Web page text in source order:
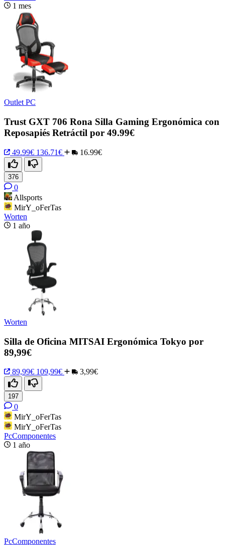
1 mes
Outlet PC
Trust GXT 706 Rona Silla Gaming Ergonómica con
Reposapiés Retráctil por 49.99€
49.99€ 136.71€ 16.99€
376
0
Allsports
MirY_oFerTas
Worten
1 año
Worten
Silla de Oficina MITSAI Ergonómica Tokyo por
89,99€
89,99€ 109,99€ 3,99€
197
0
MirY_oFerTas
MirY_oFerTas
PcComponentes
1 año
PcComponentes